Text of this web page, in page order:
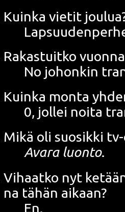
Kuin­ka vie­tit
Rakas­tuit­ko
No johon­kin
Kuin­ka mon­ta
0, jol­lei noi­ta
Mikä oli suo­sik­ki
Ava­ra luon­to.
Vihaat­ko nyt
na tähän aikaan?
En.